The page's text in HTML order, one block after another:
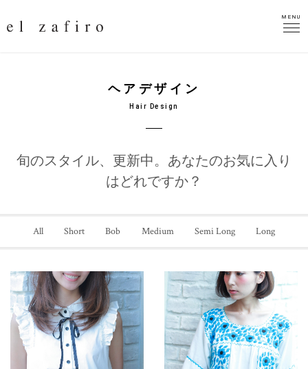
MENU
MENU
ヘアデザイン
Hair Design
旬のスタイル、更新中。 あなたのお気に入り
はどれですか？
All Short Bob Medium Semi Long Long